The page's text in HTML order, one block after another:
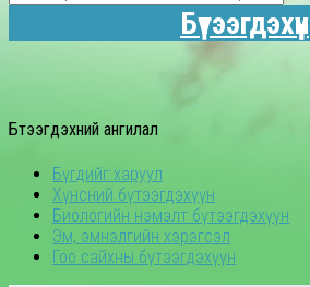
Бүтээгдэхүүн
Бүтээгдэхүүний ангилал
Бүгдийг харуул
Хүнсний бүтээгдэхүүн
Биологийн нэмэлт бүтээгдэхүүн
Эм, эмнэлгийн хэрэгсэл
Гоо сайхны бүтээгдэхүүн